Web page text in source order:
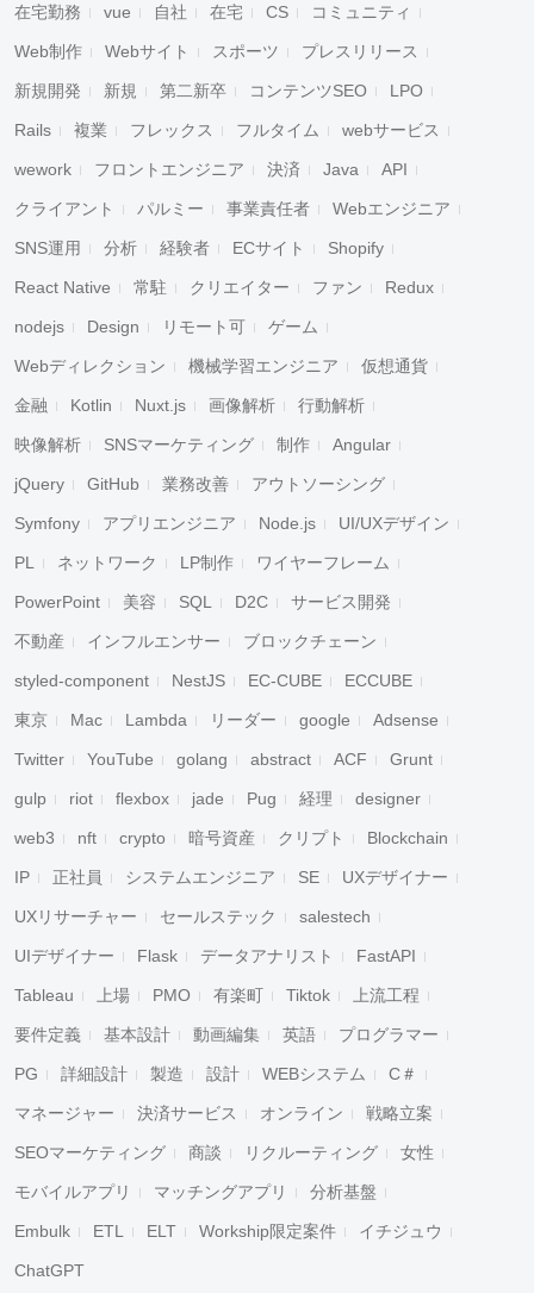
在宅勤務 vue 自社 在宅 CS コミュニティ
Web制作 Webサイト スポーツ プレスリリース
新規開発 新規 第二新卒 コンテンツSEO LPO
Rails 複業 フレックス フルタイム webサービス
wework フロントエンジニア 決済 Java API
クライアント パルミー 事業責任者 Webエンジニア
SNS運用 分析 経験者 ECサイト Shopify
React Native 常駐 クリエイター ファン Redux
nodejs Design リモート可 ゲーム
Webディレクション 機械学習エンジニア 仮想通貨
金融 Kotlin Nuxt.js 画像解析 行動解析
映像解析 SNSマーケティング 制作 Angular
jQuery GitHub 業務改善 アウトソーシング
Symfony アプリエンジニア Node.js UI/UXデザイン
PL ネットワーク LP制作 ワイヤーフレーム
PowerPoint 美容 SQL D2C サービス開発
不動産 インフルエンサー ブロックチェーン
styled-component NestJS EC-CUBE ECCUBE
東京 Mac Lambda リーダー google Adsense
Twitter YouTube golang abstract ACF Grunt
gulp riot flexbox jade Pug 経理 designer
web3 nft crypto 暗号資産 クリプト Blockchain
IP 正社員 システムエンジニア SE UXデザイナー
UXリサーチャー セールステック salestech
UIデザイナー Flask データアナリスト FastAPI
Tableau 上場 PMO 有楽町 Tiktok 上流工程
要件定義 基本設計 動画編集 英語 プログラマー
PG 詳細設計 製造 設計 WEBシステム C＃
マネージャー 決済サービス オンライン 戦略立案
SEOマーケティング 商談 リクルーティング 女性
モバイルアプリ マッチングアプリ 分析基盤
Embulk ETL ELT Workship限定案件 イチジュウ
ChatGPT